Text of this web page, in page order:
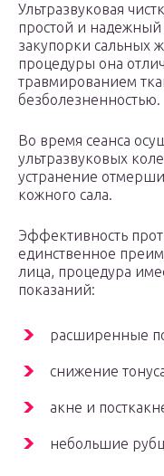
Ультразвуковая
простой и надежный
закупорки сальных
процедуры она
травмированием
безболезненностью.
Во время сеанса
ультразвуковых
устранение
кожного сала.
Эффективность
единственное
лица, процедура
показаний:
расширенные
снижение
акне и
небольшие